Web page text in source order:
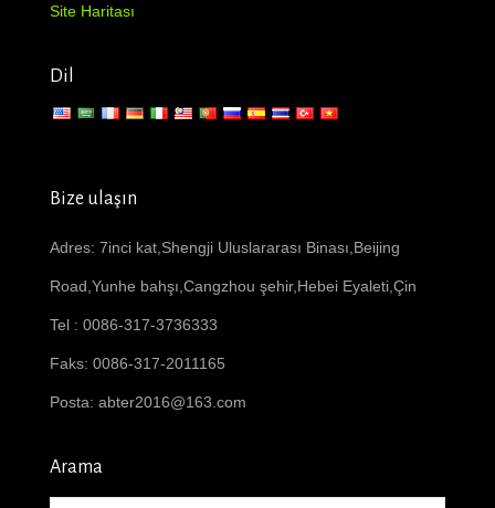
Site Haritası
Dil
Bize ulaşın
Adres: 7inci kat,Shengji Uluslararası Binası,Beijing
Road,Yunhe bahşı,Cangzhou şehir,Hebei Eyaleti,Çin
Tel : 0086-317-3736333
Faks: 0086-317-2011165
Posta: abter2016@163.com
Arama